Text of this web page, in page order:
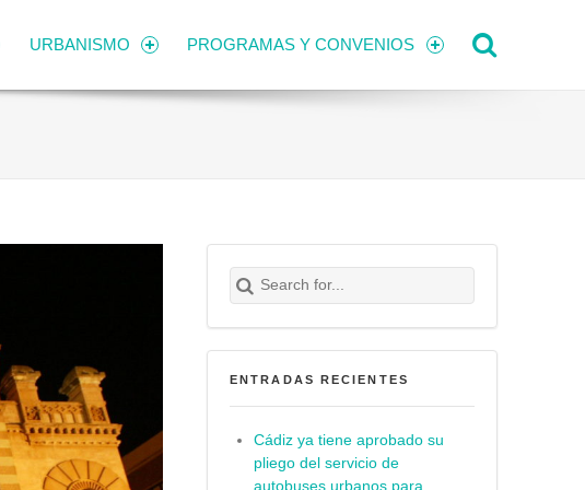
URBANISMO PROGRAMAS Y CONVENIOS
Search for:
Buscar
ENTRADAS RECIENTES
Cádiz ya tiene aprobado su
pliego del servicio de
autobuses urbanos para